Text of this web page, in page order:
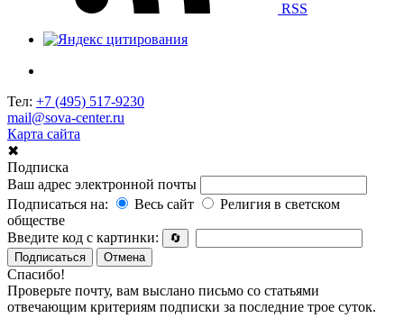
RSS
Тел: +7 (495) 517-9230
mail@sova-center.ru
Карта сайта
✖
Подписка
Ваш адрес электронной почты
Подписаться на:
Весь сайт
Религия в светском
обществе
Введите код с картинки:
🔄
Подписаться
Отмена
Спасибо!
Проверьте почту, вам выслано письмо со статьями
отвечающим критериям подписки за последние трое суток.